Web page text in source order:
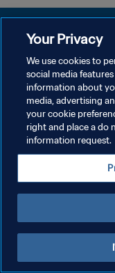
Your Privacy
We use cookies to
social media
information about
media, advertising
your cookie
right and place a do
information request.